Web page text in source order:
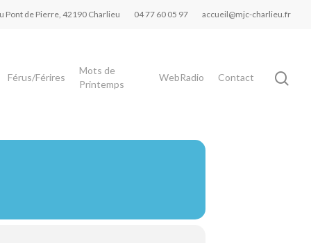
Pont de Pierre, 42190 Charlieu 04 77 60 05 97 accueil@mjc-charlieu.fr
Férus/Férires
Mots de
Printemps
WebRadio Contact